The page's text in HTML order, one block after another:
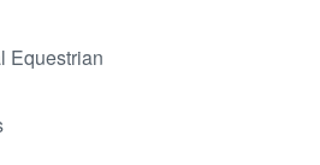
Equestrian